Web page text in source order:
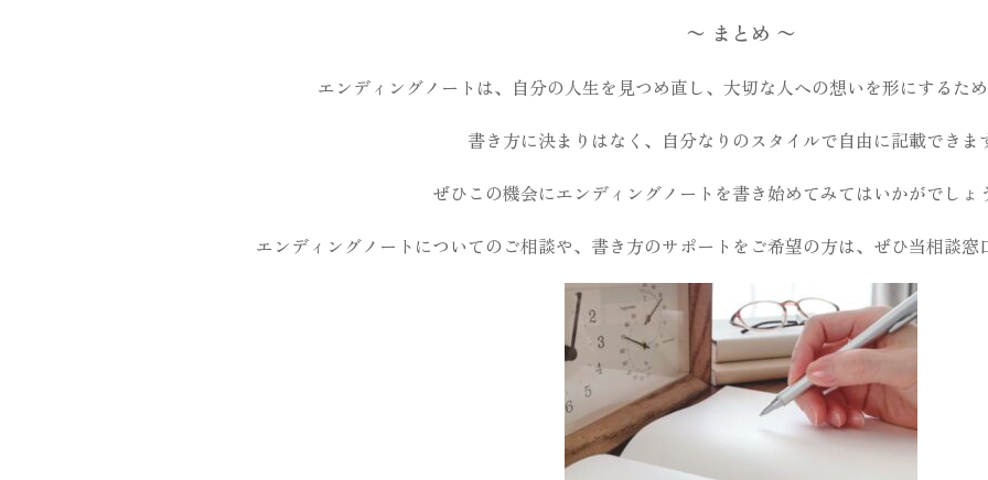
〜 まとめ 〜
エンディングノートは、自分の人生を見つめ直し、大切な人への想いを形にするた
書き方に決まりはなく、自分なりのスタイルで自由に記載できま
ぜひこの機会にエンディングノートを書き始めてみてはいかがでしょ
エンディングノートについてのご相談や、書き方のサポートをご希望の方は、ぜひ当相談窓